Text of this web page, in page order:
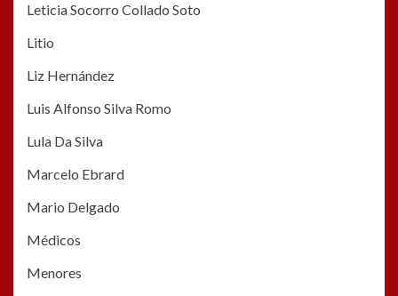
Leticia Socorro Collado Soto
Litio
Liz Hernández
Luis Alfonso Silva Romo
Lula Da Silva
Marcelo Ebrard
Mario Delgado
Médicos
Menores